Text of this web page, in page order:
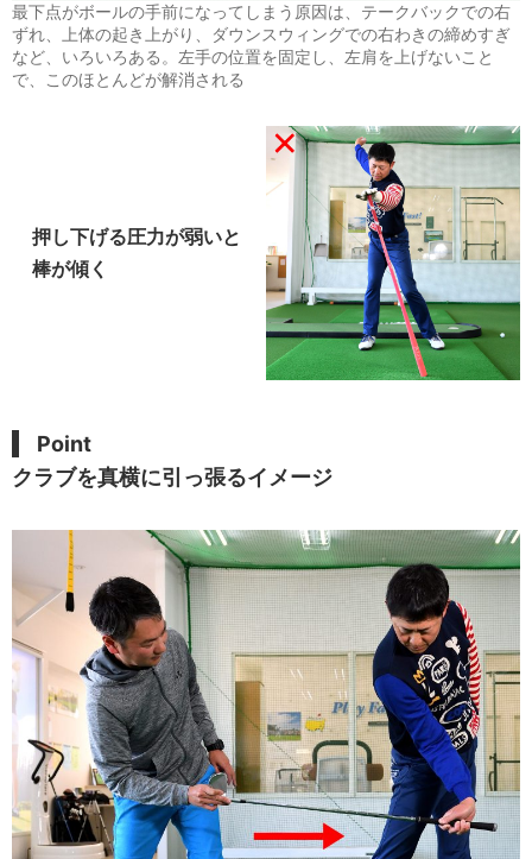
最下点がボールの手前になってしまう原因は、テークバックでの右
ずれ、上体の起き上がり、ダウンスウィングでの右わきの締めすぎ
など、いろいろある。左手の位置を固定し、左肩を上げないこと
で、このほとんどが解消される
押し下げる圧力が弱いと
棒が傾く
Point
クラブを真横に引っ張るイメージ